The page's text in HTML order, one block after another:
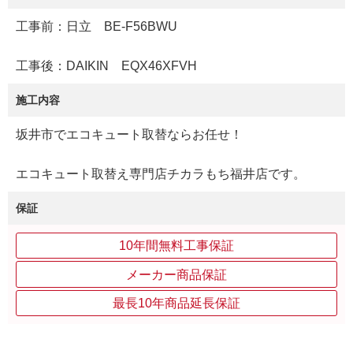
工事前：日立 BE-F56BWU
工事後：DAIKIN EQX46XFVH
施工内容
坂井市でエコキュート取替ならお任せ！
エコキュート取替え専門店チカラもち福井店です。
保証
10年間無料工事保証
メーカー商品保証
最長10年商品延長保証